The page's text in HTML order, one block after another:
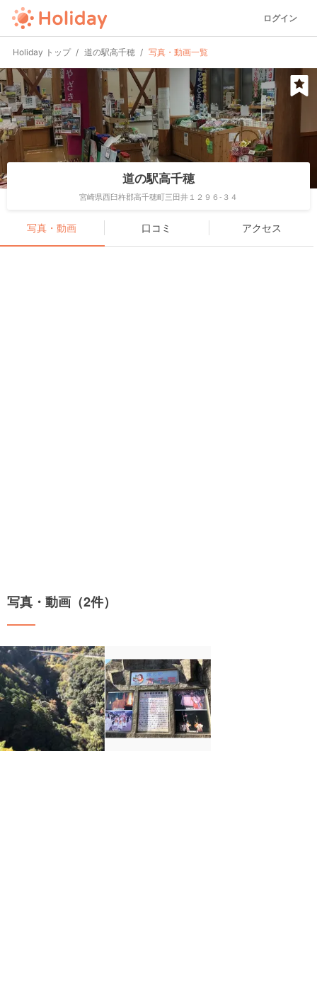
ログイン
Holiday トップ 道の駅高千穂 写真・動画一覧
道の駅高千穂
宮崎県西臼杵郡高千穂町三田井１２９６-３４
写真・動画 口コミ アクセス
写真・動画（2件）